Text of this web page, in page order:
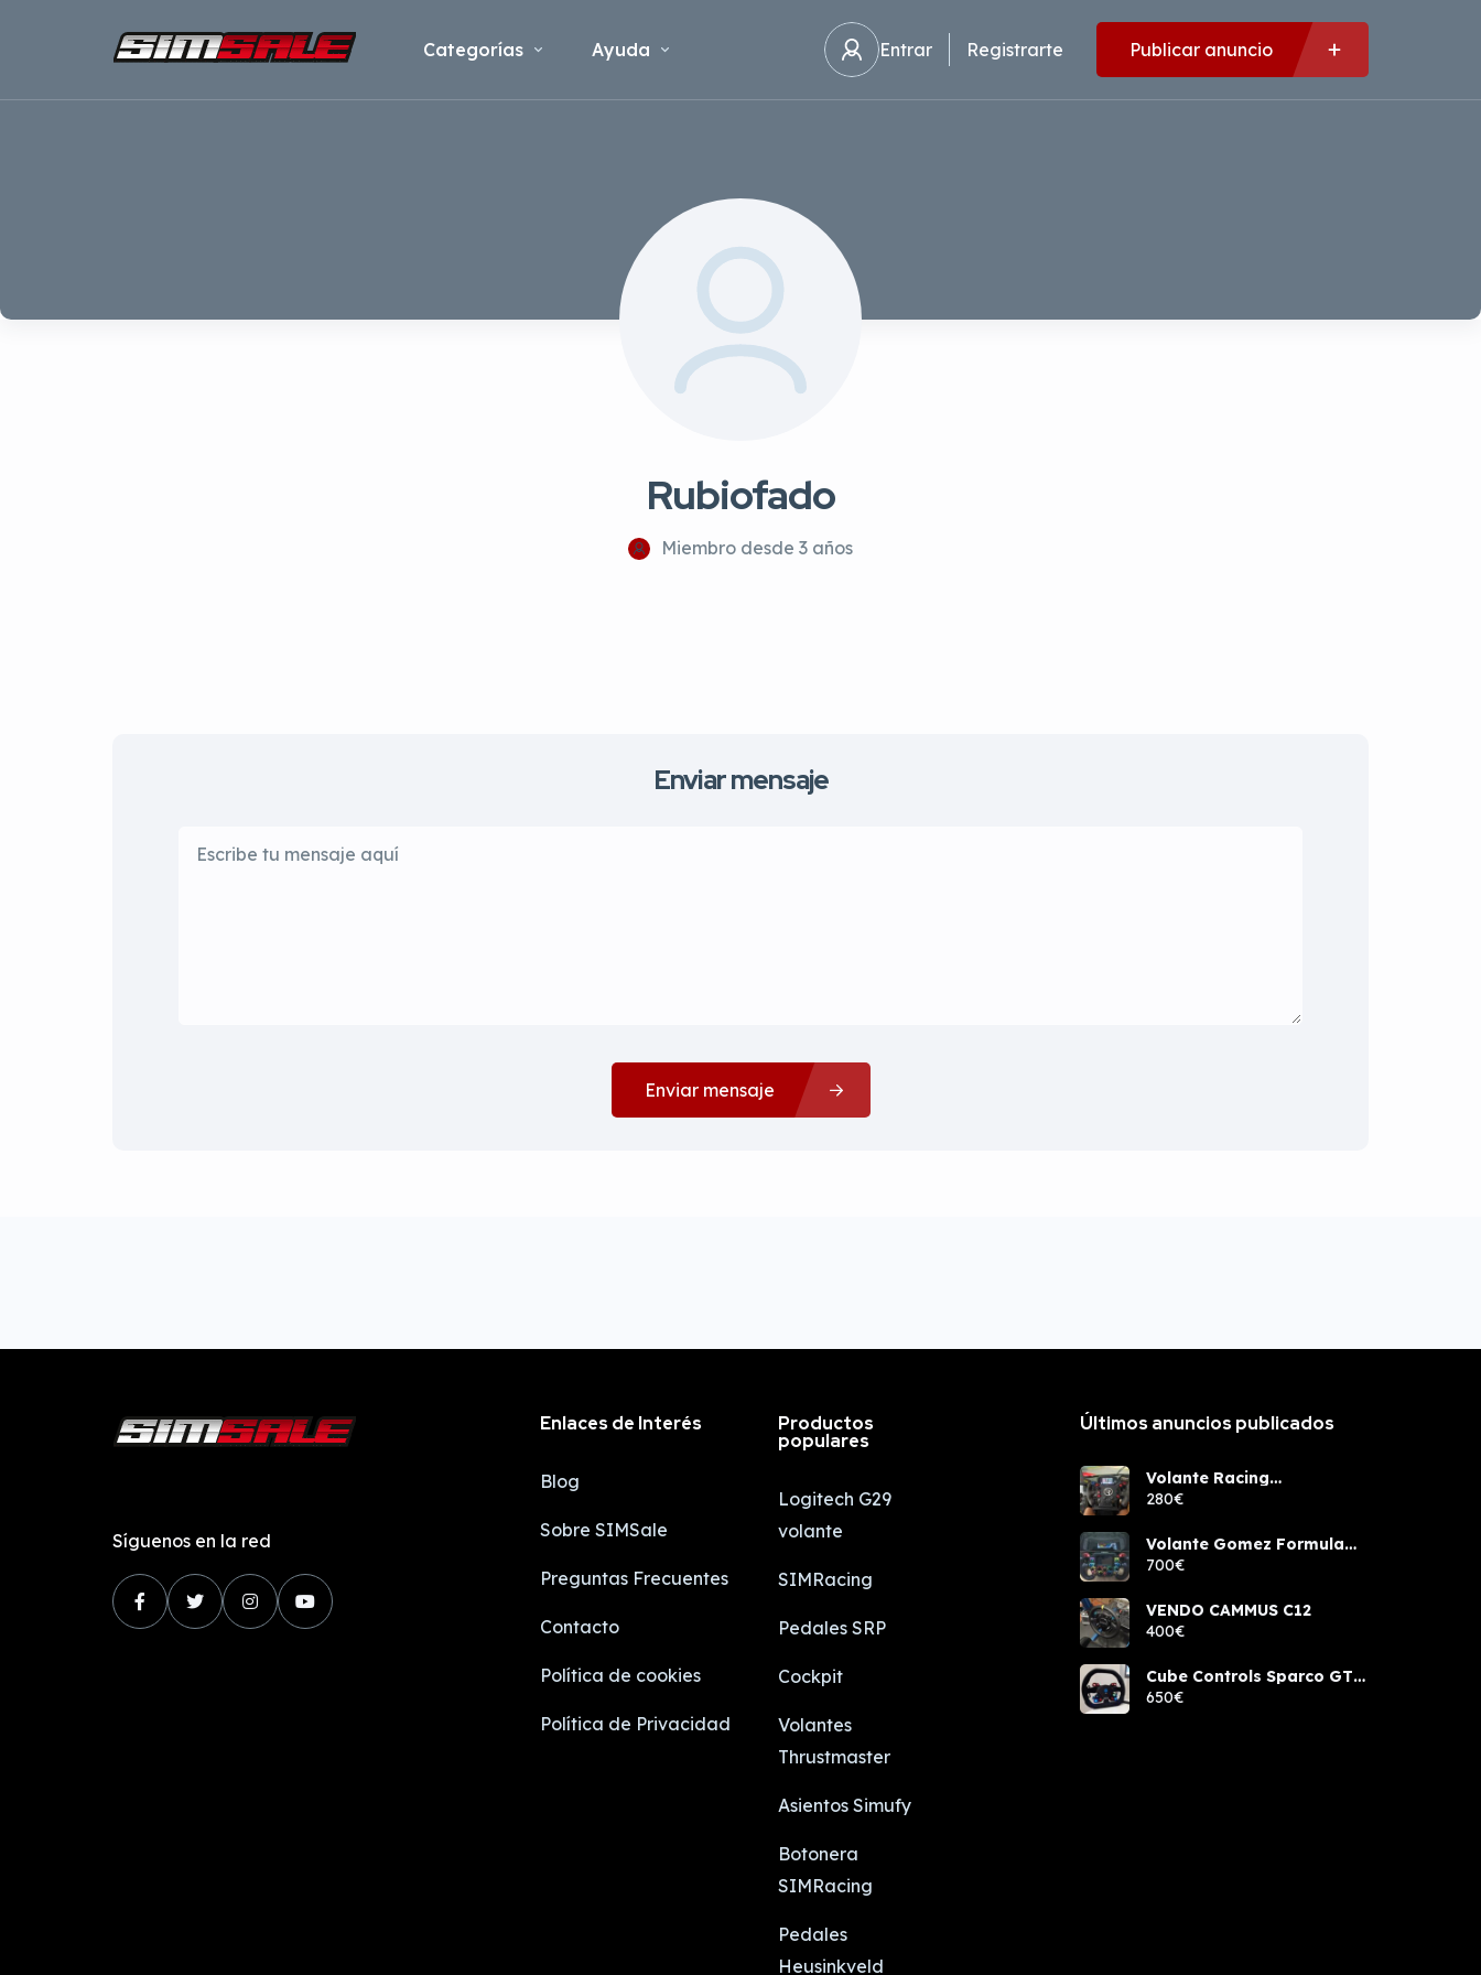
Categorías Ayuda Entrar Registrarte Publicar anuncio
Rubiofado
Miembro desde 3 años
Enviar mensaje
Enviar mensaje
Síguenos en la red
Enlaces de Interés
Blog
Sobre SIMSale
Preguntas Frecuentes
Contacto
Política de cookies
Política de Privacidad
Productos
populares
Logitech G29
volante
SIMRacing
Pedales SRP
Cockpit
Volantes
Thrustmaster
Asientos Simufy
Botonera
SIMRacing
Pedales
Heusinkveld
Últimos anuncios publicados
Volante Racing
components rcw sport
280€
Volante Gomez Formula
Pro Elite
700€
VENDO CAMMUS C12
400€
Cube Controls Sparco GT
PRO NUEVO
650€